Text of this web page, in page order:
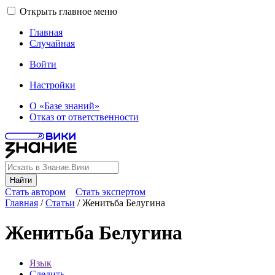
Открыть главное меню
Главная
Случайная
Войти
Настройки
О «Базе знаний»
Отказ от ответственности
Найти
Стать автором
Стать экспертом
Главная /Статьи /Женитьба Белугина
Женитьба Белугина
Язык